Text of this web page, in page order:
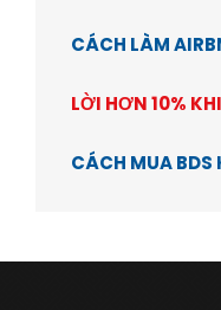
CÁCH LÀM
LỜI HƠN 10%
CÁCH MUA BDS